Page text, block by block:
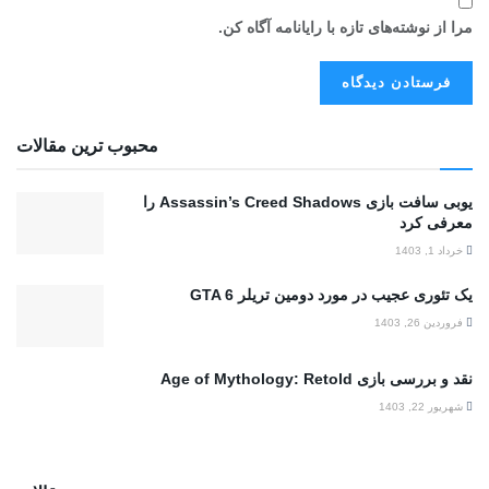
مرا از نوشته‌های تازه با رایانامه آگاه کن.
محبوب ترین مقالات
یوبی سافت بازی Assassin’s Creed Shadows را
معرفی کرد
خرداد 1, 1403
یک تئوری عجیب در مورد دومین تریلر GTA 6
فروردین 26, 1403
نقد و بررسی بازی Age of Mythology: Retold
شهریور 22, 1403